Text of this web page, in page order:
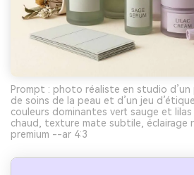
Prompt : photo réaliste en studio d’un
de soins de la peau et d’un jeu
couleurs dominantes vert sauge et
chaud, texture mate subtile, éclairage
premium --ar 4:3